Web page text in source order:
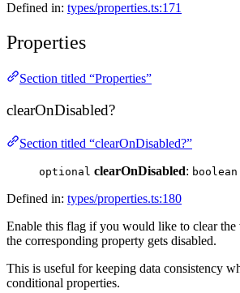
Defined in: types/properties.ts:171
Properties
Section titled “Properties”
clearOnDisabled?
Section titled “clearOnDisabled?”
optional clearOnDisabled: boolean
Defined in: types/properties.ts:180
Enable this flag if you would like to clear
the corresponding property gets disabled.
This is useful for keeping data consistency
conditional properties.